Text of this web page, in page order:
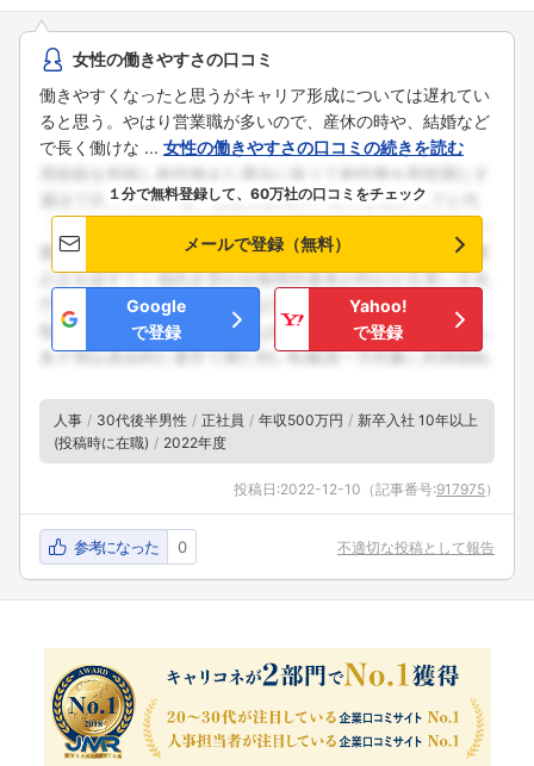
女性の働きやすさの口コミ
働きやすくなったと思うがキャリア形成については遅れてい
ると思う。やはり営業職が多いので、産休の時や、結婚など
で長く働けな ... 女性の働きやすさの口コミの続きを読む
１分で無料登録して、60万社の口コミをチェック
メールで登録（無料）
Google
で登録
Yahoo!
で登録
人事 30代後半男性 正社員 年収500万円
新卒入社 10年以上
(投稿時に在職)
2022年度
投稿日:2022-12-10 （記事番号:917975）
参考になった 0 不適切な投稿として報告